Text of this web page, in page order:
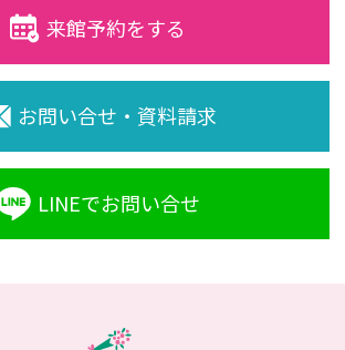
来館予約をする
お問い合せ・資料請求
LINEでお問い合せ